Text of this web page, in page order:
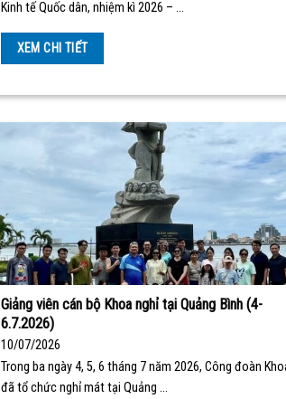
Kinh tế Quốc dân, nhiệm kì 2026 – …
XEM CHI TIẾT
Giảng viên cán bộ Khoa nghỉ tại Quảng Bình (4-
6.7.2026)
10/07/2026
Trong ba ngày 4, 5, 6 tháng 7 năm 2026, Công đoàn
đã tổ chức nghỉ mát tại Quảng …